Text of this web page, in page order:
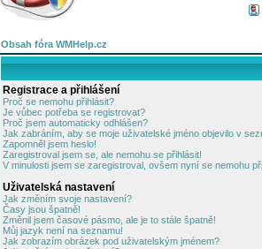
Obsah fóra WMHelp.cz
Registrace a přihlášení
Proč se nemohu přihlásit?
Je vůbec potřeba se registrovat?
Proč jsem automaticky odhlášen?
Jak zabráním, aby se moje uživatelské jméno objevilo v
Zapomněl jsem heslo!
Zaregistroval jsem se, ale nemohu se přihlásit!
V minulosti jsem se zaregistroval, ovšem nyní se nemohu
Uživatelská nastavení
Jak změním svoje nastavení?
Časy jsou špatně!
Změnil jsem časové pásmo, ale je to stále špatně!
Můj jazyk není na seznamu!
Jak zobrazím obrázek pod uživatelským jménem?